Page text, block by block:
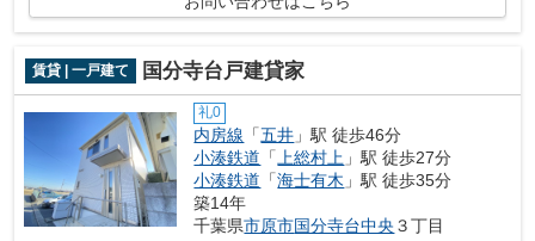
賃貸 | 一戸建て 国分寺台戸建貸家
礼0
内房線 「五井 」駅 徒歩46分
小湊鉄道 「 上総村上 」駅 徒歩27分
小湊鉄道 「海士有木 」駅 徒歩35分
築14年
千葉県市原市国分寺台中央 ３丁目